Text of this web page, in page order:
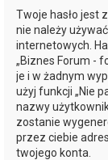
Twoje hasło jest
nie należy
internetowych.
„Biznes Forum -
je i w żadnym
użyj funkcji „Nie
nazwy
zostanie
przez ciebie
twojego konta.